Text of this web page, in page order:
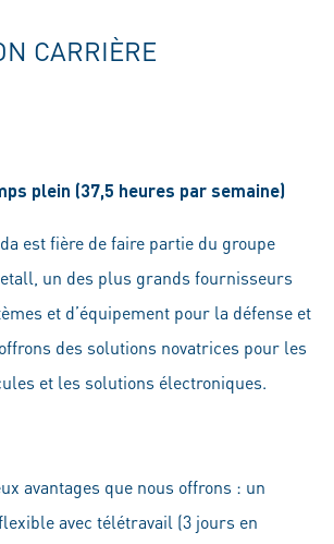
CARRIÈRE
plein (37,5 heures par semaine)
est fière de faire partie du groupe
un des plus grands fournisseurs
et d’équipement pour la défense et
des solutions novatrices pour les
et les solutions électroniques.
avantages que nous offrons : un
avec télétravail (3 jours en